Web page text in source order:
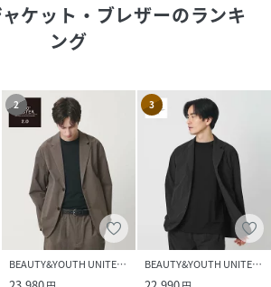
ケット・ブレザーのランキ
ング
2
BEAUTY&YOUTH UNITED ARROWS
3
BEAUTY&YOUTH UNITED ARROWS